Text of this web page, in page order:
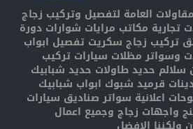
العامة لتفصيل وتركيب زجاج
مكاتب مرايات شوارات دورة
تركيب زجاج سكريت تفصيل ابواب
وسواتر مظلات سيارات تركيب
سلالم حديد طاولات حديد شبابيك
قرميد شبوك ابواب شبابيك
اعلانية سواتر صناديق سيارات
واجهات زجاج وجميع اعمال